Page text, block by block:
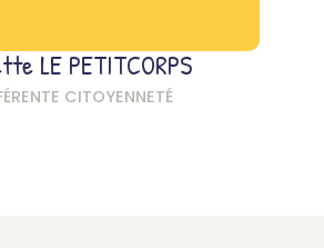
LE PETITCORPS
CITOYENNETÉ